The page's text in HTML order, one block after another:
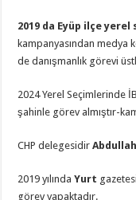
2019 da Eyüp ilçe yerel
kampanyasından
de danışmanlık görevi
2024 Yerel Seçimlerinde
şahinle görev almıştır-
CHP delegesidir
2019 yılındaYurt
görev yapaktadır.